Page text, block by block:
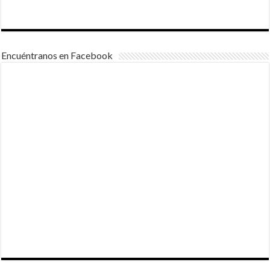
Encuéntranos en Facebook